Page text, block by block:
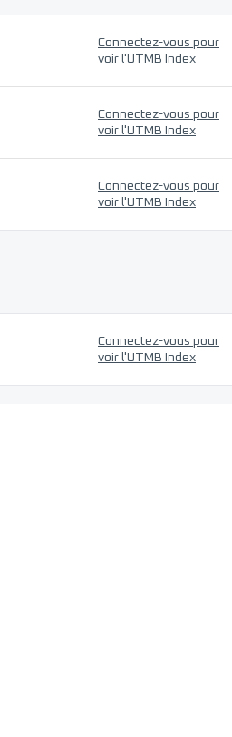
Connectez-vous pour
voir l'UTMB Index
Connectez-vous pour
voir l'UTMB Index
Connectez-vous pour
voir l'UTMB Index
Connectez-vous pour
voir l'UTMB Index